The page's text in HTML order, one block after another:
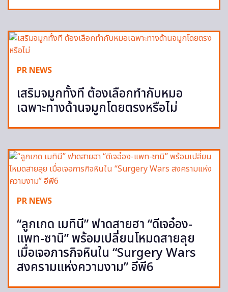
PR NEWS
เสริมจมูกทั้งที ต้องเลือกทำกับหมอ
เฉพาะทางด้านจมูกโดยตรงหรือไม่
PR NEWS
“ลูกเกด เมทินี” ฟาดสายฮา “ดีเจอ๋อง-
แพท-ซานิ” พร้อมเปลี่ยนโหมดสายลุย
เมื่อเจอภารกิจหินใน “Surgery Wars
สงครามแห่งความงาม” อีพี6